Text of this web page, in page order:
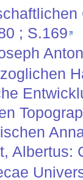
; S.169
Albertus: